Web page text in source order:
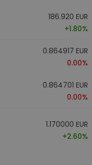
186.920 EUR
+1.80%
0.864917 EUR
0.00%
0.864701 EUR
0.00%
1.170000 EUR
+2.60%